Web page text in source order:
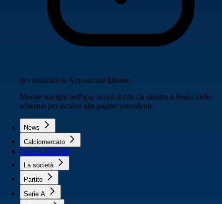
per installare la App sul tuo Iphone.
Mentre navighi nell'app, scorri il dito da sinistra a destra dello
schermo per tornare alle pagine precedenti
News
Calciomercato
Napoli 2025/26
La società
Partite
Serie A